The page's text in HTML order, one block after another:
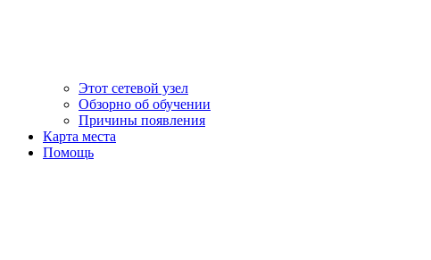
Этот сетевой узел
Обзорно об обучении
Причины появления
Карта места
Помощь